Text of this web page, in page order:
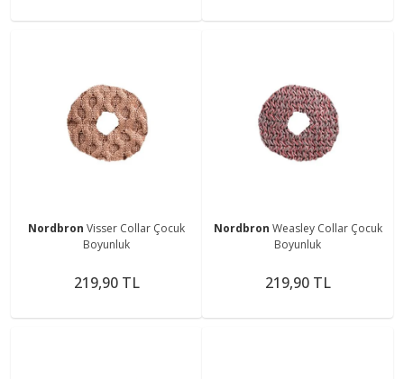
Nordbron Visser Collar Çocuk
Boyunluk
219,90 TL
Nordbron Weasley Collar Çocuk
Boyunluk
219,90 TL